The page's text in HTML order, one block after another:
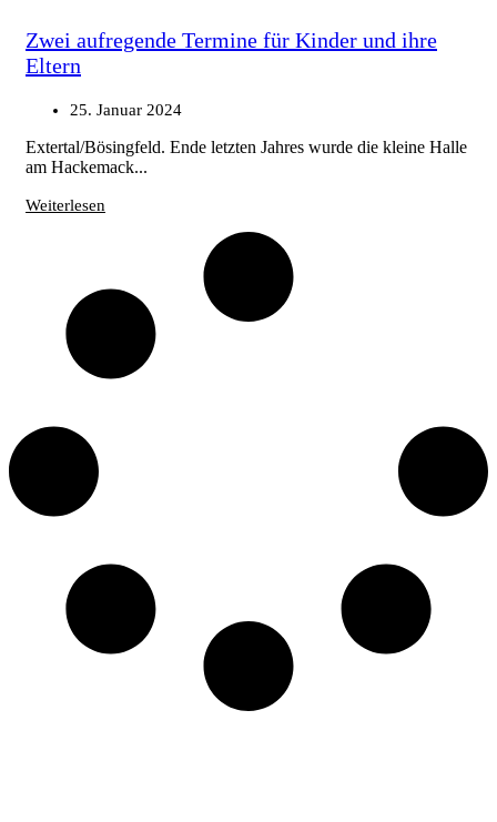
Zwei aufregende Termine für Kinder und ihre
Eltern
25. Januar 2024
Extertal/Bösingfeld. Ende letzten Jahres wurde die kleine Halle
am Hackemack...
Weiterlesen